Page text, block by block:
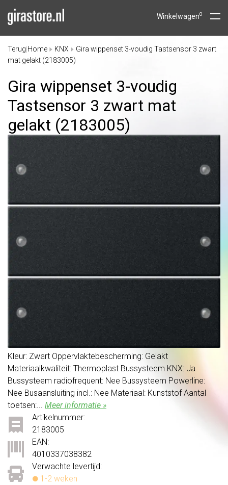
Winkelwagen0
Terug Home KNX
Gira wippenset 3-voudig Tastsensor 3 zwart
mat gelakt (2183005)
Gira wippenset 3-voudig
Tastsensor 3 zwart mat
gelakt (2183005)
Kleur: Zwart Oppervlaktebescherming: Gelakt
Materiaalkwaliteit: Thermoplast Bussysteem KNX: Ja
Bussysteem radiofrequent: Nee Bussysteem Powerline:
Nee Busaansluiting incl.: Nee Materiaal: Kunststof Aantal
toetsen:... Meer informatie »
Verwachte levertijd:
1-2 weken
Artikelnummer:
2183005
EAN:
4010337038382